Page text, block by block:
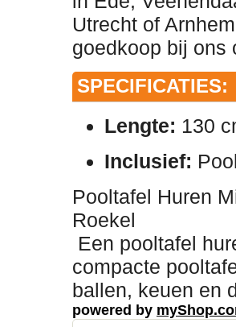
Utrecht of
goedkoop bij ons
SPECIFICATIES:
Lengte: 130
Inclusief:
Pooltafel Huren
Roekel
Een pooltafel
compacte
ballen, keuen en
powered by